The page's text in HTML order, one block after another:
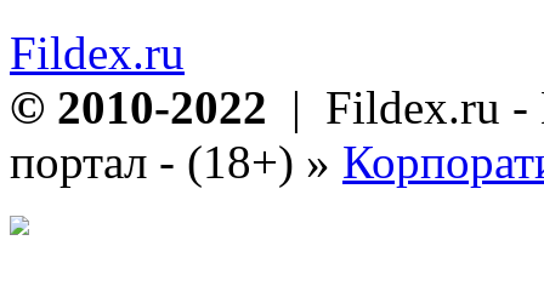
Fildex.ru
© 2010-2022 | Fildex.ru -
портал - (18+) »